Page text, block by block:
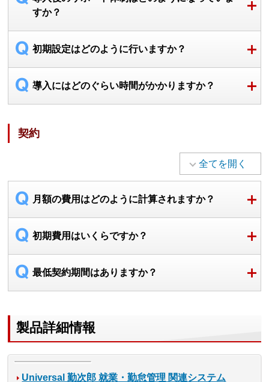
すか？
初期設定はどのように行いますか？
導入にはどのぐらい時間がかかりますか？
契約
全てを開く
月額の費用はどのように計算されますか？
初期費用はいくらですか？
最低契約期間はありますか？
製品詳細情報
Universal 勤次郎 就業・勤怠管理 関連システム